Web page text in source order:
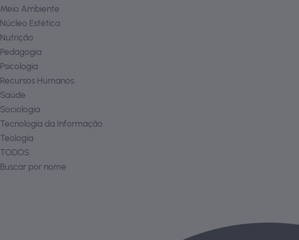
Meio Ambiente
Núcleo Estética
Nutrição
Pedagogia
Psicologia
Recursos Humanos
Saúde
Sociologia
Tecnologia da Informação
Teologia
TODOS
Buscar por nome